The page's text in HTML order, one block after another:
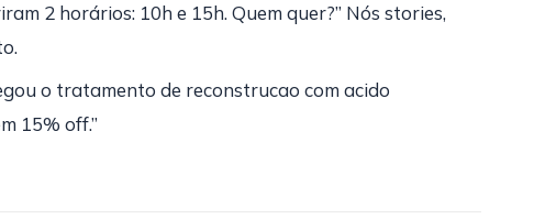
2 horários: 10h e 15h. Quem quer?” Nós stories,
o tratamento de reconstrucao com acido
15% off.”